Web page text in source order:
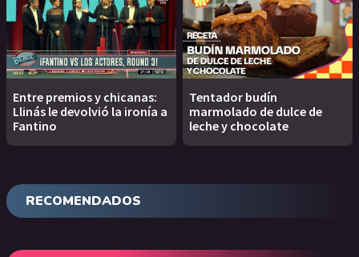
Entre premios y chicanas:
Llinás le devolvió la ironía a
Fantino
Tentador budín
marmolado de dulce de
leche y chocolate
RECOMENDADOS